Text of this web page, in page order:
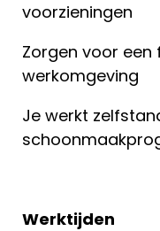
voorzieningen
Zorgen voor
werkomgeving
Je werkt
Werktijden